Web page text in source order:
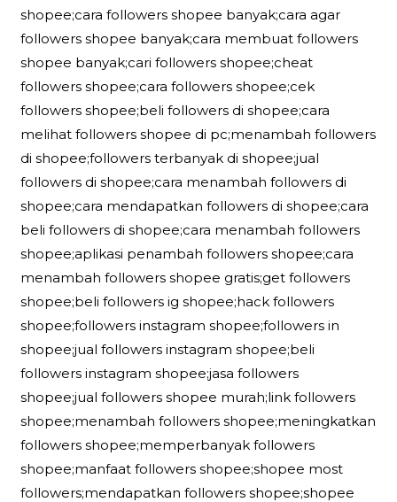
shopee;cara followers shopee banyak;cara agar
followers shopee banyak;cara membuat followers
shopee banyak;cari followers shopee;cheat
followers shopee;cara followers shopee;cek
followers shopee;beli followers di shopee;cara
melihat followers shopee di pc;menambah followers
di shopee;followers terbanyak di shopee;jual
followers di shopee;cara menambah followers di
shopee;cara mendapatkan followers di shopee;cara
beli followers di shopee;cara menambah followers
shopee;aplikasi penambah followers shopee;cara
menambah followers shopee gratis;get followers
shopee;beli followers ig shopee;hack followers
shopee;followers instagram shopee;followers in
shopee;jual followers instagram shopee;beli
followers instagram shopee;jasa followers
shopee;jual followers shopee murah;link followers
shopee;menambah followers shopee;meningkatkan
followers shopee;memperbanyak followers
shopee;manfaat followers shopee;shopee most
followers;mendapatkan followers shopee;shopee